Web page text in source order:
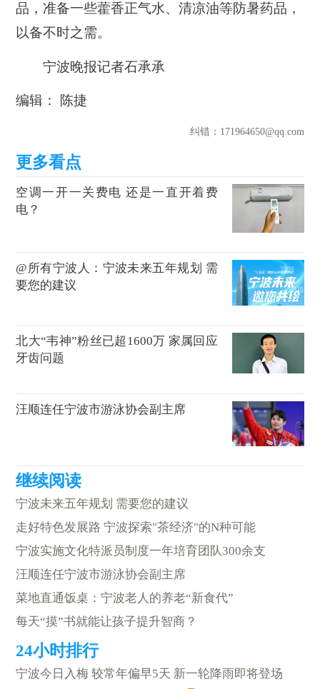
品，准备一些藿香正气水、清凉油等防暑药品，
以备不时之需。
宁波晚报记者石承承
编辑： 陈捷
纠错：171964650@qq.com
空调一开一关费电 还是一直开着费
电？
@所有宁波人：宁波未来五年规划 需
要您的建议
北大“韦神”粉丝已超1600万 家属回应
牙齿问题
汪顺连任宁波市游泳协会副主席
宁波未来五年规划 需要您的建议
走好特色发展路 宁波探索"茶经济"的N种可能
宁波实施文化特派员制度一年培育团队300余支
汪顺连任宁波市游泳协会副主席
菜地直通饭桌：宁波老人的养老“新食代”
每天“摸”书就能让孩子提升智商？
宁波今日入梅 较常年偏早5天 新一轮降雨即将登场